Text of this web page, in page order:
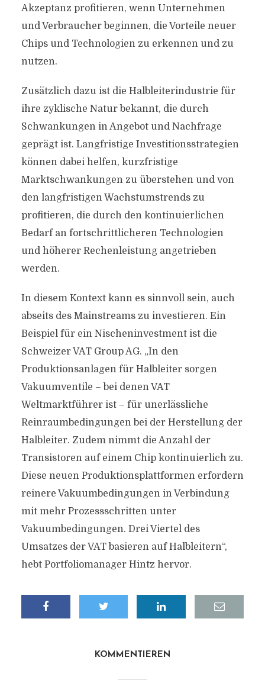
Akzeptanz profitieren, wenn Unternehmen
und Verbraucher beginnen, die Vorteile neuer
Chips und Technologien zu erkennen und zu
nutzen.
Zusätzlich dazu ist die Halbleiterindustrie für
ihre zyklische Natur bekannt, die durch
Schwankungen in Angebot und Nachfrage
geprägt ist. Langfristige Investitionsstrategien
können dabei helfen, kurzfristige
Marktschwankungen zu überstehen und von
den langfristigen Wachstumstrends zu
profitieren, die durch den kontinuierlichen
Bedarf an fortschrittlicheren Technologien
und höherer Rechenleistung angetrieben
werden.
In diesem Kontext kann es sinnvoll sein, auch
abseits des Mainstreams zu investieren. Ein
Beispiel für ein Nischeninvestment ist die
Schweizer VAT Group AG. „In den
Produktionsanlagen für Halbleiter sorgen
Vakuumventile – bei denen VAT
Weltmarktführer ist – für unerlässliche
Reinraumbedingungen bei der Herstellung der
Halbleiter. Zudem nimmt die Anzahl der
Transistoren auf einem Chip kontinuierlich zu.
Diese neuen Produktionsplattformen erfordern
reinere Vakuumbedingungen in Verbindung
mit mehr Prozessschritten unter
Vakuumbedingungen. Drei Viertel des
Umsatzes der VAT basieren auf Halbleitern“,
hebt Portfoliomanager Hintz hervor.
KOMMENTIEREN